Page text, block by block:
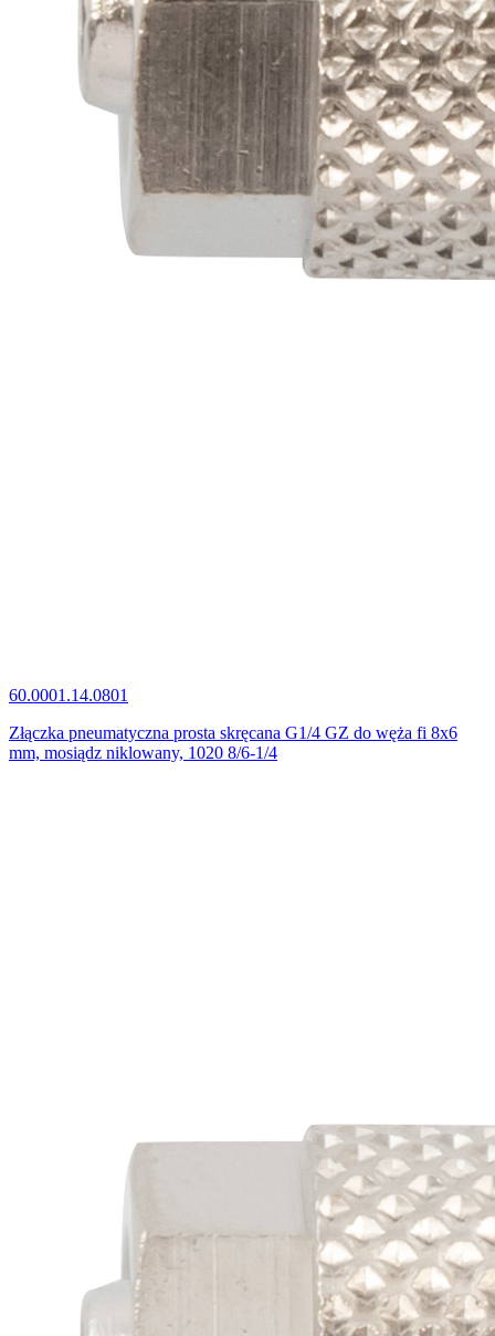
60.0001.14.0801
Złączka pneumatyczna prosta skręcana G1/4 GZ do węża fi 8x6
mm, mosiądz niklowany, 1020 8/6-1/4